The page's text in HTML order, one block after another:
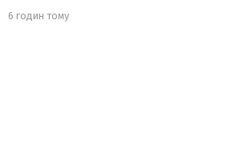
6 годин тому